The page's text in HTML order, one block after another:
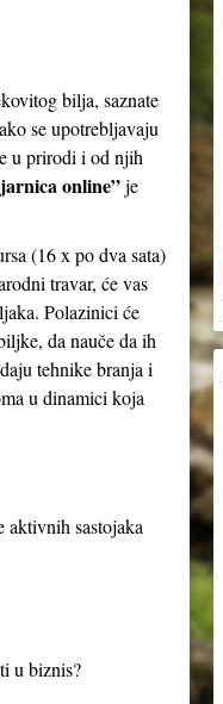
bilja, saznate
se upotrebljavaju
u prirodi i od njih
online”je
(16 x po dva sata)
travar, će vas
Polazinici će
da nauče da ih
tehnike branja i
u dinamici koja
aktivnih sastojaka
u biznis?